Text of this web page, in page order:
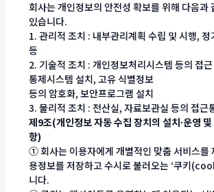
회사는 개인정보의 안전성 확보를 위해 다음과
있습니다.
1. 관리적 조치 : 내부관리계획 수립 및 시행,
등
2. 기술적 조치 : 개인정보처리시스템 등의 접
통제시스템 설치, 고유 식별정보
등의 암호화, 보안프로그램 설치
3. 물리적 조치 : 전산실, 자료보관실 등의 접근
제9조(개인정보 자동 수집 장치의 설치∙운영
항)
① 회사는 이용자에게 개별적인 맞춤 서비스를
용정보를 저장하고 수시로 불러오는 ‘쿠키
니다.